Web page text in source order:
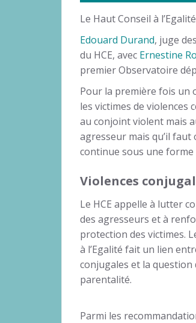
Le Haut Conseil à
Edouard Durand, juge
du HCE, avec Ernestine
premier Observatoire
Pour la première fois un
les victimes de
au conjoint violent mais
agresseur mais qu’il
continue sous une
Violences
Le HCE appelle à lutter
des agresseurs et à
protection des victimes.
à l’Egalité fait un lien
conjugales et la question
parentalité.
Parmi les